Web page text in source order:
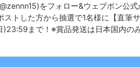
をフォロー&ウェブポン公
ストした方から抽選で1名様に【直筆
)23:59まで！※賞品発送は日本国内の